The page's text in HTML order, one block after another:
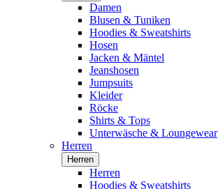
Damen
Blusen & Tuniken
Hoodies & Sweatshirts
Hosen
Jacken & Mäntel
Jeanshosen
Jumpsuits
Kleider
Röcke
Shirts & Tops
Unterwäsche & Loungewear
Herren
Herren
Herren
Hoodies & Sweatshirts